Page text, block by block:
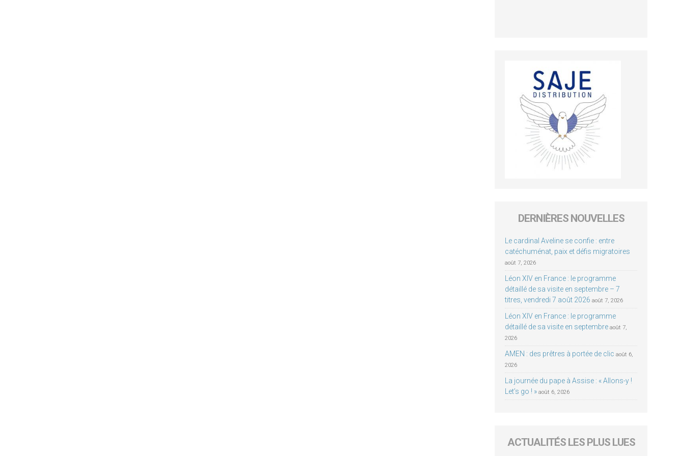
DERNIÈRES NOUVELLES
Le cardinal Aveline se confie : entre
catéchuménat, paix et défis migratoires
août 7, 2026
Léon XIV en France : le programme
détaillé de sa visite en septembre – 7
titres, vendredi 7 août 2026 août 7, 2026
Léon XIV en France : le programme
détaillé de sa visite en septembre août 7,
2026
AMEN : des prêtres à portée de clic août 6,
2026
La journée du pape à Assise : « Allons-y !
Let’s go ! » août 6, 2026
ACTUALITÉS LES PLUS LUES